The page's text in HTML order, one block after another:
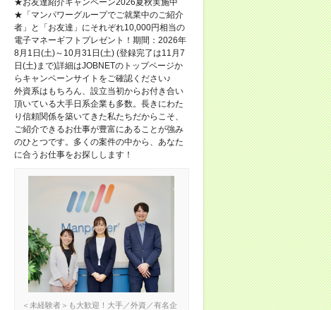
★「マンパワーグループでご就業中のご紹介
者」と「お友達」にそれぞれ10,000円相当の
電子マネーギフトプレゼント！期間：2026年
8月1日(土)～10月31日(土) (登録完了は11月7
日(土)まで)詳細はJOBNETのトップページか
らキャンペーンサイトをご確認ください♪
外資系はもちろん、設立当初からお付き合い
頂いている大手日系企業も多数。長きにわた
り信頼関係を築いてきた私たちだからこそ、
ご紹介できるお仕事が豊富にあることが強み
のひとつです。多くの案件の中から、あなた
に合うお仕事をお探しします！
＜未経験者＞も大歓迎！大手／外資／有名企